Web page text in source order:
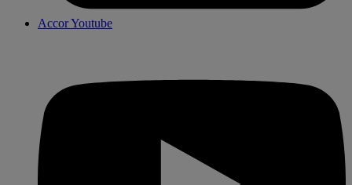
Accor Youtube